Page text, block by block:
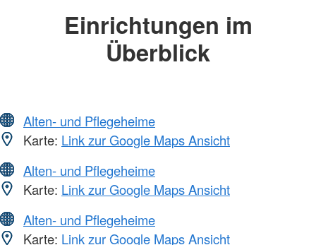
Einrichtungen im
Überblick
Alten- und Pflegeheime
Karte: Link zur Google Maps Ansicht
Alten- und Pflegeheime
Karte: Link zur Google Maps Ansicht
Alten- und Pflegeheime
Karte: Link zur Google Maps Ansicht